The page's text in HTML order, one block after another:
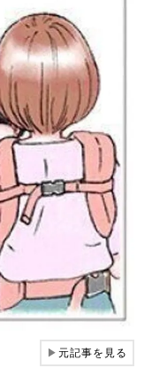
▶元記事を見る